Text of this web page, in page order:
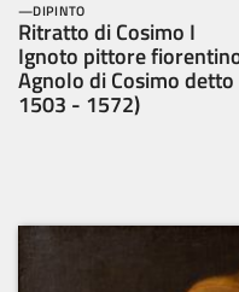
DIPINTO
Ritratto di Cosimo I
Ignoto pittore
Agnolo di Cosimo
1503 - 1572)